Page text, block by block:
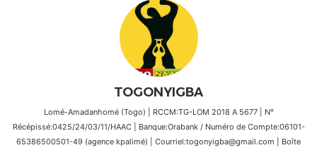
TOGONYIGBA
Lomé-Amadanhomé (Togo) | RCCM:TG-LOM 2018 A 5677 | N°
Récépissé:0425/24/03/11/HAAC | Banque:Orabank / Numéro de Compte:06101-
65386500501-49 (agence kpalimé) | Courriel:togonyigba@gmail.com | Boîte